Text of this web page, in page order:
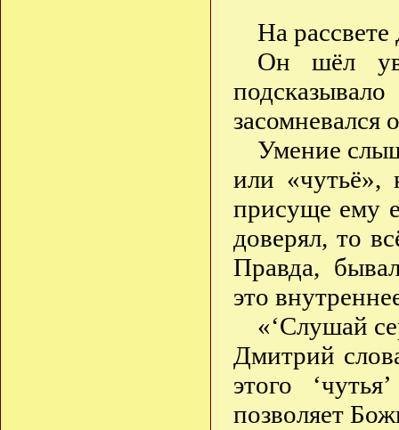
На
Он шёл
засомневался
Умение
или «чутьё»,
присуще ему
доверял, то
Правда,
это
«‘Слушай
Дмитрий
этого
позволяет